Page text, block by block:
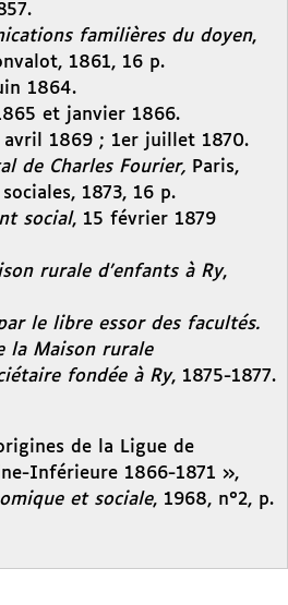
familières du doyen,
1861, 16 p.
1864.
et janvier 1866.
avril 1869 ; 1er juillet 1870.
de Charles Fourier, Paris,
1873, 16 p.
social, 15 février 1879
rurale d’enfants à Ry,
le libre essor des facultés.
la Maison rurale
fondée à Ry, 1875-1877.
de la Ligue de
Inférieure 1866-1871 »,
et sociale, 1968, n°2, p.